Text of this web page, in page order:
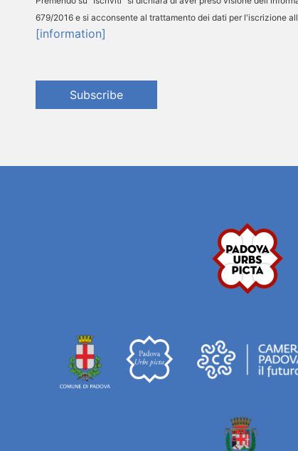
679/2016 e si acconsente al trattamento dei dati per l'iscrizione
[information]
Subscribe